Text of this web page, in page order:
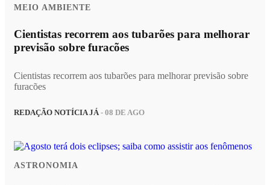
MEIO AMBIENTE
Cientistas recorrem aos tubarões para melhorar
previsão sobre furacões
Cientistas recorrem aos tubarões para melhorar previsão sobre
furacões
REDAÇÃO NOTÍCIA JÁ - 08 DE AGO
ASTRONOMIA